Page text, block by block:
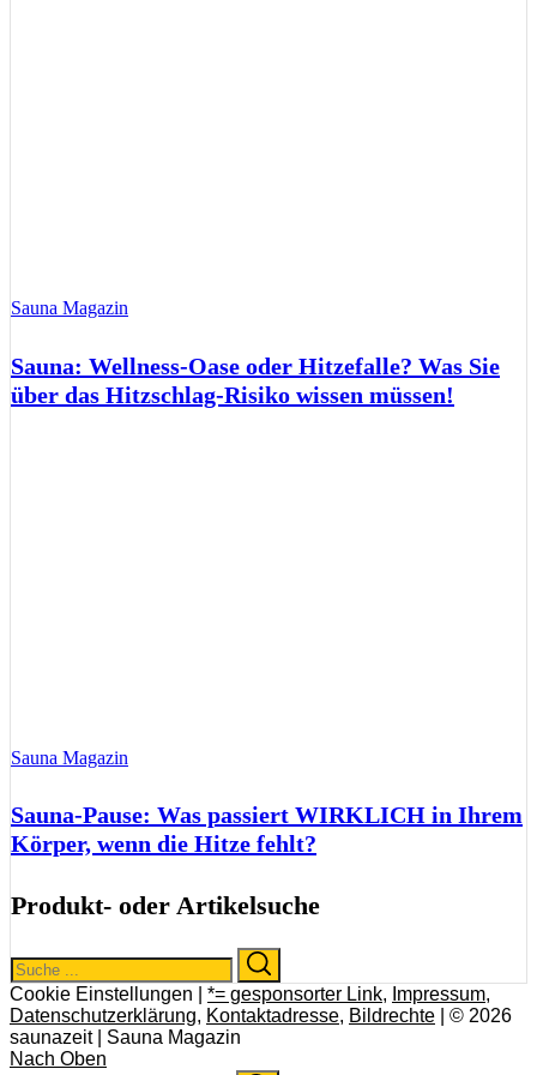
Sauna Magazin
Sauna: Wellness-Oase oder Hitzefalle? Was Sie
über das Hitzschlag-Risiko wissen müssen!
Sauna Magazin
Sauna-Pause: Was passiert WIRKLICH in Ihrem
Körper, wenn die Hitze fehlt?
Produkt- oder Artikelsuche
Search
for:
Cookie Einstellungen | *= gesponsorter Link, Impressum,
Datenschutzerklärung, Kontaktadresse, Bildrechte | © 2026
saunazeit | Sauna Magazin
Nach Oben